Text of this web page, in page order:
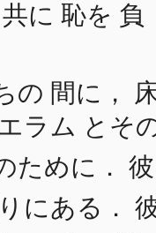
に 恥を 負
の 間に，
ラム とそ
ために．
にある．